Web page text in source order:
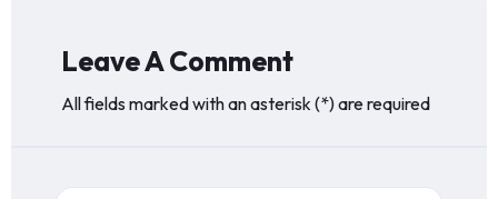
Leave A Comment
All fields marked with an asterisk (*) are required